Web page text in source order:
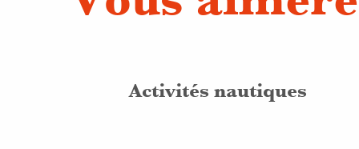
Activités nautiques